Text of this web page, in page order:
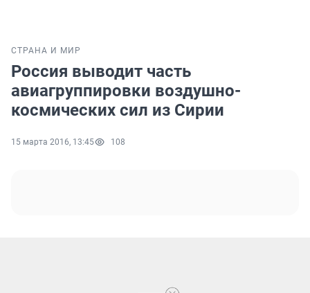
СТРАНА И МИР
Россия выводит часть
авиагруппировки воздушно-
космических сил из Сирии
15 марта 2016, 13:45 108